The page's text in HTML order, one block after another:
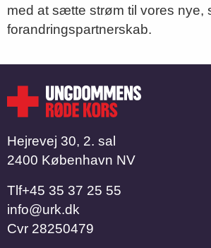
med at sætte strøm til vores nye,
forandringspartnerskab.
Hejrevej 30, 2. sal
2400 København NV
Tlf​​​​​​​+45 35 37 25 55
info@urk.dk
Cvr 28250479